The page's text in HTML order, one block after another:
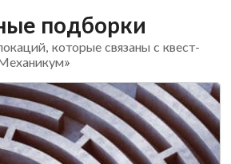
подборки
которые связаны с квест-